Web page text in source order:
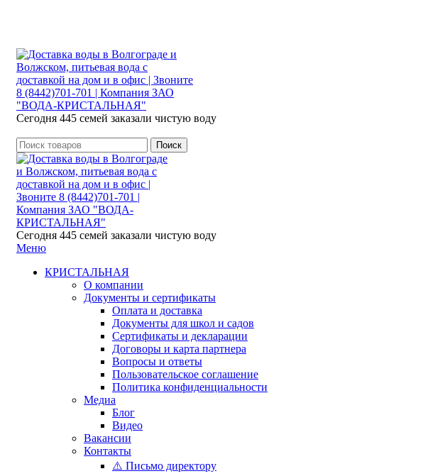
Сегодня 445 семей заказали чистую воду
Поиск
Сегодня 445 семей заказали чистую воду
Меню
КРИСТАЛЬНАЯ
О компании
Документы и сертификаты
Оплата и доставка
Документы для школ и садов
Сертификаты и декларации
Договоры и карта партнера
Вопросы и ответы
Пользовательское соглашение
Политика конфиденциальности
Медиа
Блог
Видео
Вакансии
Контакты
⚠️ Письмо директору